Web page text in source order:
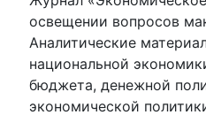
освещении вопросов
Аналитические
национальной
бюджета, денежной
экономической